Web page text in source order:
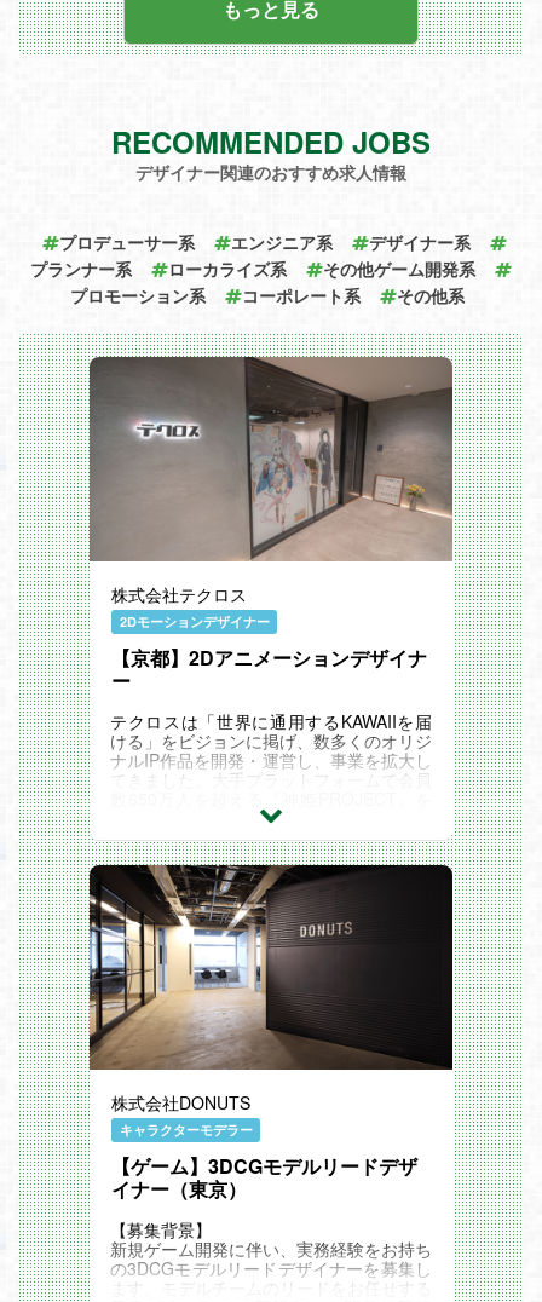
もっと見る
RECOMMENDED JOBS
デザイナー関連のおすすめ求人情報
プロデューサー系 エンジニア系
デザイナー系
プランナー系
ローカライズ系
その他ゲーム開発系
プロモーション系
コーポレート系 その他系
株式会社テクロス
2Dモーションデザイナー
【京都】2Dアニメーションデザイナ
ー
テクロスは「世界に通用するKAWAIIを届
ける」をビジョンに掲げ、数多くのオリジ
ナルIP作品を開発・運営し、事業を拡大し
てきました。大手プラットフォームで会員
はじめ、『あやかしランブル！』『れじぇ
くろ！』など、人気タイトルを複数展開し
ています。今後も自社オリジナルIPを基に
したヒット作を生み出し続けるため、次世
代のゲーム開発をリードする優秀なメンバ
ーを募集しています。
ポジションミッション
￣￣￣￣￣￣￣￣￣￣￣￣￣￣￣
2Dアニメーションデザイナーとして、テ
クロスのオリジナルIPゲームに登場するキ
ャラクターに命を吹き込む重要な役割を担
います。美少女キャラクターの魅力を最大
限に引き出すモーションやエフェクトアニ
メーションを作成し、プレイヤーに感動を
与えるダイナミックで躍動感のある演出を
手がけます。バトル演出やキャラクターの
動きの表現を通じて、ゲームの世界観を強
化し、プレイヤーに没入感を与えるクリエ
イティブな挑戦を担当します。また、チー
ムと協力し、スケジュール管理や制作進行
にも関わり、ゆくゆくはチームをリードす
る役割を担っていただきます。
株式会社DONUTS
キャラクターモデラー
【ゲーム】3DCGモデルリードデザ
イナー（東京）
【募集背景】
新規ゲーム開発に伴い、実務経験をお持ち
の3DCGモデルリードデザイナーを募集し
ます。モデルチームのリードをお任せする